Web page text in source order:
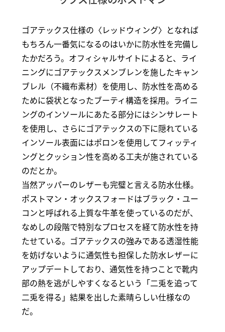
ゴアテックス仕様の〈レッドウィング〉となれば
もちろん一番気になるのはいかに防水性を完備し
たかだろう。オフィシャルサイトによると、ライ
ニングにゴアテックスメンブレンを施したキャン
ブレル（不織布素材）を使用し、防水性を高める
ために袋状となったブーティ構造を採用。ライニ
ングのインソールにあたる部分にはシンサレート
を使用し、さらにゴアテックスの下に隠れている
インソール表面にはポロンを使用してフィッティ
ングとクッション性を高める工夫が施されている
のだとか。
当然アッパーのレザーも完璧と言える防水仕様。
ポストマン・オックスフォードはブラック・ユー
コンと呼ばれる上質な牛革を使っているのだが、
なめしの段階で特別なプロセスを経て防水性を持
たせている。ゴアテックスの強みである透湿性能
を妨げないように通気性も担保した防水レザーに
アップデートしており、通気性を持つことで靴内
部の熱を逃がしやすくなるという「二兎を追って
二兎を得る」結果を出した素晴らしい仕様なの
だ。